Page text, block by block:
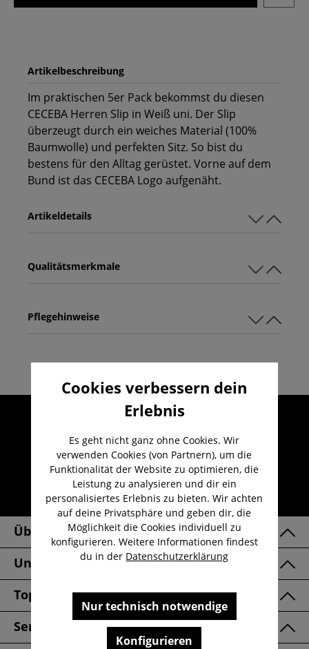
Artikelbeschreibung
Im praktischen 5er Pack bekommst du diesen
CECEBA Herren Slip in Weiß uni. Der Slip
überzeugt durch ein weiches Material (100%
Baumwolle) und perfekten Sitz. So bist du
bestens für den Alltag gerüstet. Vorne auf dem
Bund ist das CECEBA Logo aufgenäht.
Qualitätsmerkmale
Artikeldetails
Pflegehinweise
Umfangreicher Kundenservice
Kauf auf Rechnung
Kostenloser Versand ab 29,-€
Lieferzeit 1-3 Werktage
30 Tage kostenlose Retoure
Über Uns
Unsere Marken
Top Kategorien
Service & FAQ
Cookies verbessern dein
Erlebnis
Es geht nicht ganz ohne Cookies. Wir
verwenden Cookies (von Partnern), um die
Funktionalität der Website zu optimieren, die
Leistung zu analysieren und dir ein
personalisiertes Erlebnis zu bieten. Wir achten
auf deine Privatsphäre und geben dir, die
Möglichkeit die Cookies individuell zu
konfigurieren. Weitere Informationen findest
du in der Datenschutzerklärung
Nur technisch notwendige
Konfigurieren